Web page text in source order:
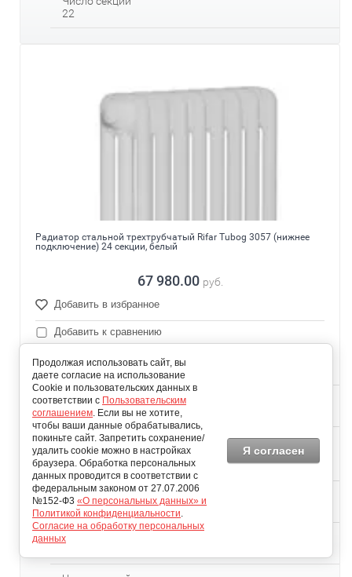
22
Радиатор стальной трехтрубчатый Rifar Tubog 3057 (нижнее
подключение) 24 секции, белый
67 980.00 руб.
Добавить в избранное
Добавить к сравнению
Стоимость доставки(руб)
0
Время доставки(дней)
3
Цветовые решения
Ral 9016
(Белый)
Межосевое расстояние (мм)
500
Высота (мм)
Продолжая использовать сайт, вы
даете согласие на использование
Cookie и пользовательских данных в
соответствии с Пользовательским
соглашением. Если вы не хотите,
чтобы ваши данные обрабатывались,
покиньте сайт. Запретить сохранение/
удалить cookie можно в настройках
браузера. Обработка персональных
данных проводится в соответствии с
федеральным законом от 27.07.2006
№152-Ф3 «О персональных данных» и
Политикой конфиденциальности.
Согласие на обработку персональных
данных
Я согласен